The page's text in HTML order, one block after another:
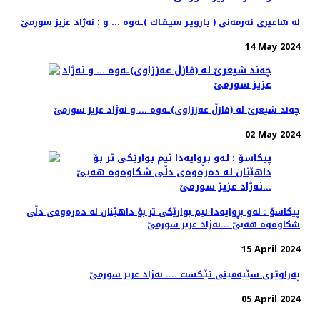
له‌ شاعیری ئه‌رمه‌نی ( بـارویـر سیـفـاك )ـه‌وه‌ ... و : نه‌ژاد عزیز سورمێ
14 May 2024
چه‌ند شیعرێ له‌ (فازڵ عه‌ززاوی)ـه‌وه‌ ... و نه‌ژاد عزیز سورمێ
02 May 2024
پیكاسۆ : له‌و بڕوایه‌دا نیم بوارێكی تر بۆ داهێنان له‌ ده‌ره‌وه‌ی دڵی
شكاوه‌وه‌ هه‌بێ ...نه‌ژاد عزیز سورمێ
15 April 2024
په‌راوێـزی سێیه‌مینی تێـكست .... نه‌ژاد عزیز سورمێ
05 April 2024